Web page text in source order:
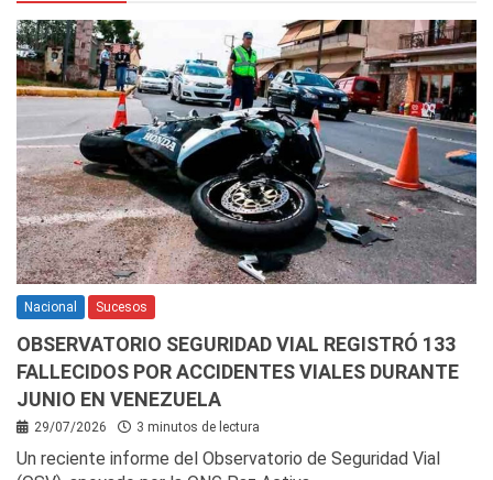
Nacional Sucesos
OBSERVATORIO SEGURIDAD VIAL REGISTRÓ 133
FALLECIDOS POR ACCIDENTES VIALES DURANTE
JUNIO EN VENEZUELA
29/07/2026 3 minutos de lectura
Un reciente informe del Observatorio de Seguridad Vial